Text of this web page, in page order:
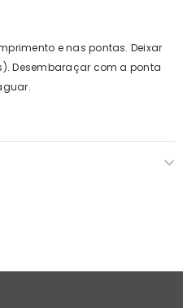
e nas pontas. Deixar
Desembaraçar com a ponta